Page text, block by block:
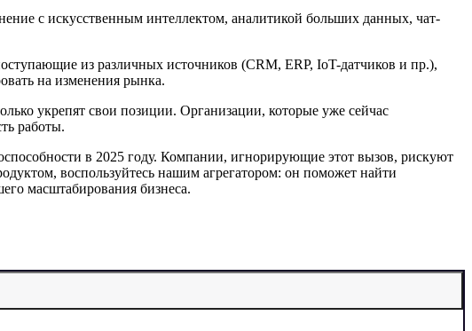
с искусственным интеллектом, аналитикой больших данных, чат-
из различных источников (CRM, ERP, IoT-датчиков и пр.),
на изменения рынка.
укрепят свои позиции. Организации, которые уже сейчас
работы.
в 2025 году. Компании, игнорирующие этот вызов, рискуют
воспользуйтесь нашим агрегатором: он поможет найти
масштабирования бизнеса.